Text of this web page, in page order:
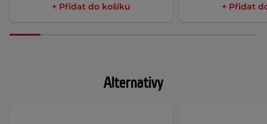
+ Přidat do košíku + Přidat
Alternativy